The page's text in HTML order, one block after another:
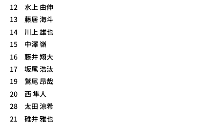
12 水上 由伸
13 藤居 海斗
14 川上 雄也
15 中澤 嶺
16 藤井 翔大
17 坂尾 浩汰
19 鷲尾 昂哉
20 西 隼人
28 太田 涼希
21 碓井 雅也